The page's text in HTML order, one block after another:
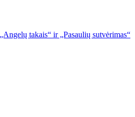
takais“ ir „Pasaulių sutvėrimas“